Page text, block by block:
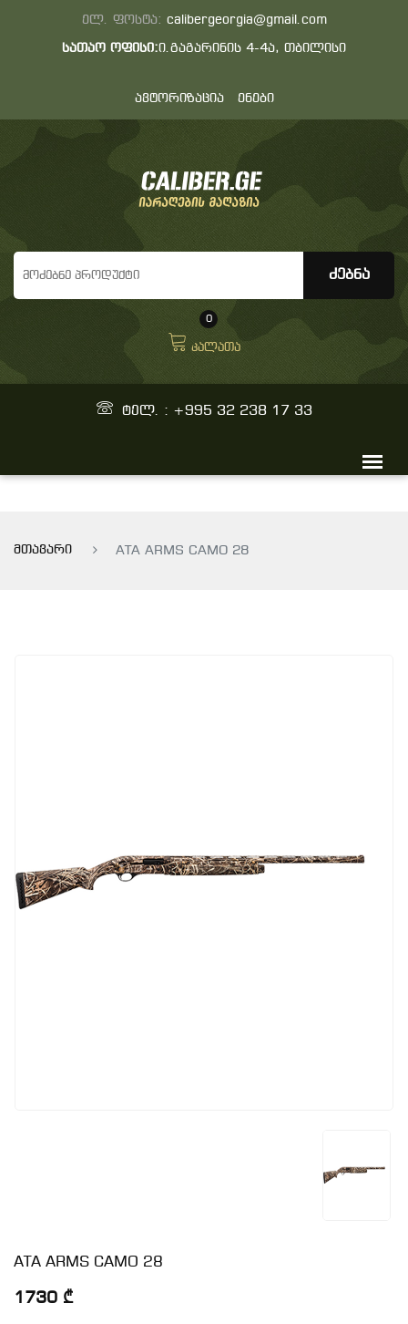
ელ. ფოსტა: calibergeorgia@gmail.com
სათაო ოფისი:ი.გაგარინის 4-4ა, თბილისი
ავტორიზაცია ენები
0
კალათა
ტელ. : +995 32 238 17 33
მთავარი ATA ARMS CAMO 28
ATA ARMS CAMO 28
1730 ₾